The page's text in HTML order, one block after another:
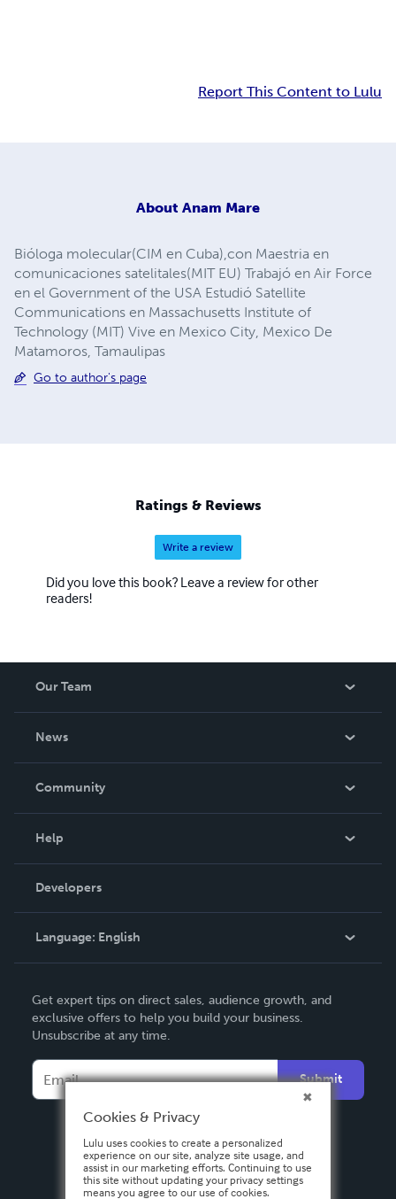
Report This Content to Lulu
About Anam Mare
Bióloga molecular(CIM en Cuba),con Maestria en
comunicaciones satelitales(MIT EU) Trabajó en Air Force
en el Government of the USA Estudió Satellite
Communications en Massachusetts Institute of
Technology (MIT) Vive en Mexico City, Mexico De
Matamoros, Tamaulipas
Go to author's page
Ratings & Reviews
Write a review
Did you love this book? Leave a review for other
readers!
Our Team
News
In The News
Community
Podcast
Help
Order Lookup
Knowledge Base
Contact Support
Developers
Language: English
Deutsch
Français
Español
Get expert tips on direct sales, audience growth, and
exclusive offers to help you build your business.
Unsubscribe at any time.
Submit
Cookies & Privacy
Lulu uses cookies to create a personalized
experience on our site, analyze site usage, and
assist in our marketing efforts. Continuing to use
this site without updating your privacy settings
means you agree to our use of cookies.